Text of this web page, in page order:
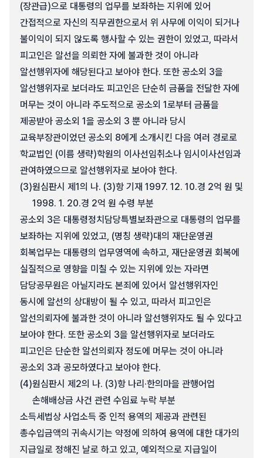
(장관급)으로 대통령의 업무를 보좌하는 지위에 있어
간접적으로 자신의 직무권한으로서 위 사무에 이익이 되거나
불이익이 되지 않도록 행사할 수 있는 권한이 있었고, 따라서
피고인은 알선을 의뢰한 자에 불과한 것이 아니라
알선행위자에 해당된다고 보아야 한다. 또한 공소외 3을
알선행위자로 보더라도 피고인은 단순히 금품을 전달한 자에
머무는 것이 아니라 주도적으로 공소외 1로부터 금품을
제공받아 공소외 1을 공소외 3 뿐 아니라 당시
교육부장관이었던 공소외 8에게 소개시킨 다음 여러 경로로
학교법인 (이름 생략)학원의 이사선임취소나 임시이사선임과
관여하였으므로 알선행위자로 보아야 한다.
(3)원심판시 제1의 나. (3)항 기재 1997. 12. 10.경 2억 원 및
1998. 1. 20.경 2억 원 수령 부분
공소외 3은 대통령정치담당특별보좌관으로 대통령의 업무를
보좌하는 지위에 있었고, (명칭 생략)대의 재단운영권
회복업무는 대통령의 업무영역에 속하고, 재단운영권 회복에
실질적으로 영향을 미칠 수 있는 지위에 있는 자라면
담당공무원은 아닐지라도 본죄에 있어서 알선행위자인
동시에 알선의 상대방이 될 수 있고, 따라서 피고인은
알선의뢰자에 불과한 것이 아니라 알선행위자도 될 수 있다고
보아야 한다. 또한 공소외 3을 알선행위자로 보더라도
피고인은 단순한 알선의뢰자 정도에 머무는 것이 아니라
공소외 3과 공모하였다고 보아야 한다.
(4)원심판시 제2의 나. (3)항 나리·한의마을 관행어업
손해배상금 사건 관련 수임료 누락 부분
소득세법상 사업소득 중 인적 용역의 제공과 관련된
총수입금액의 귀속시기는 약정에 의하여 용역에 대한 대가의
지급일로 정해진 날로 하고 있고, 예외적으로 지급일이